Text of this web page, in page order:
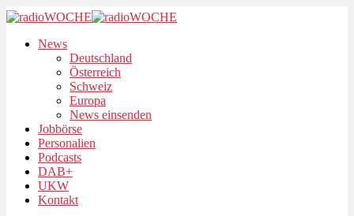
News
Deutschland
Österreich
Schweiz
Europa
News einsenden
Jobbörse
Personalien
Podcasts
DAB+
UKW
Kontakt